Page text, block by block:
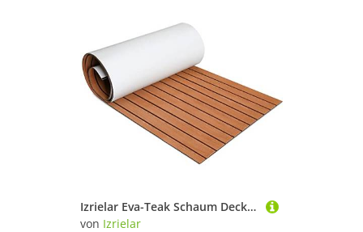
Izrielar Eva-Teak Schaum Deckbeschläge Boot Matte, Teak Decking Marine Boot Bodenbelag, wasserdicht Selbstklebend ungiftig rutschfest Matte,240 x 90 cm, Braune
von Izrielar